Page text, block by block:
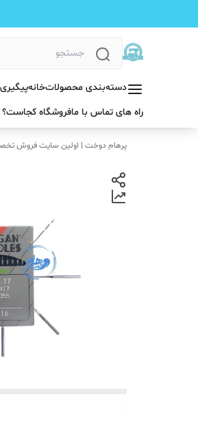
دسته‌بندی محصولاتخانه
راه های تماس با مافروشگاه کجاست؟
پرهام دوخت | اولین سایت فروش